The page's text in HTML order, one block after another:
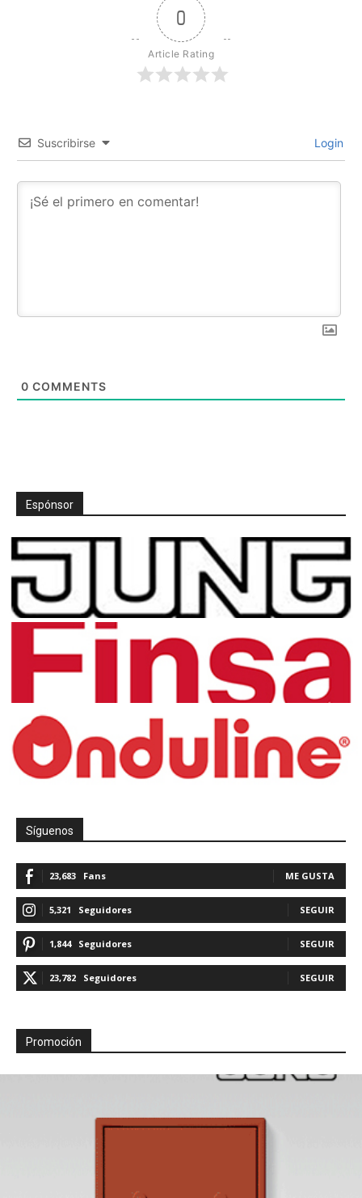
0
Article Rating
Suscribirse Login
0 COMMENTS
Espónsor
Síguenos
23,683 Fans ME GUSTA
5,321 Seguidores SEGUIR
1,844 Seguidores SEGUIR
23,782 Seguidores SEGUIR
Promoción